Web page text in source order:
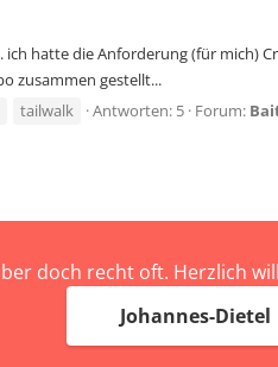
hatte die Anforderung (für mich)
zusammen gestellt...
tailwalk Antworten: 5 Forum:
doch recht oft. Herzlich
Johannes-Dietel